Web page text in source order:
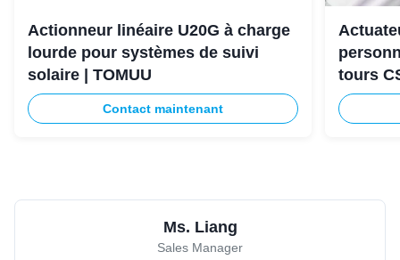
Actionneur linéaire U20G à charge
lourde pour systèmes de suivi
solaire | TOMUU
Contact maintenant
tours
Ms. Liang
Sales Manager